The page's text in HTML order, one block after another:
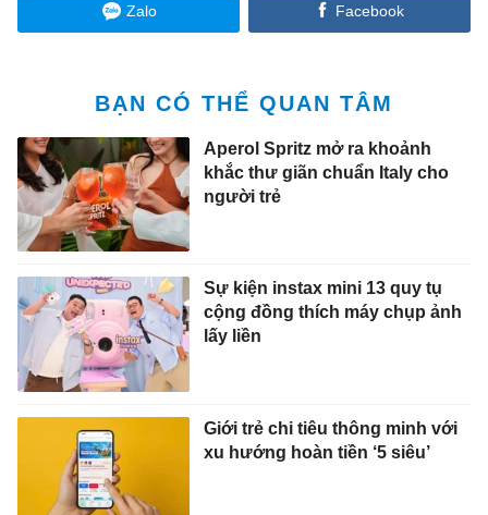
Zalo Facebook
BẠN CÓ THỂ QUAN TÂM
Aperol Spritz mở ra khoảnh
khắc thư giãn chuẩn Italy cho
người trẻ
Sự kiện instax mini 13 quy tụ
cộng đồng thích máy chụp ảnh
lấy liền
Giới trẻ chi tiêu thông minh với
xu hướng hoàn tiền ‘5 siêu’